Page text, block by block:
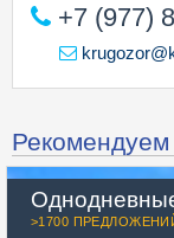
+7 (977)
Рекомендуем
>1700